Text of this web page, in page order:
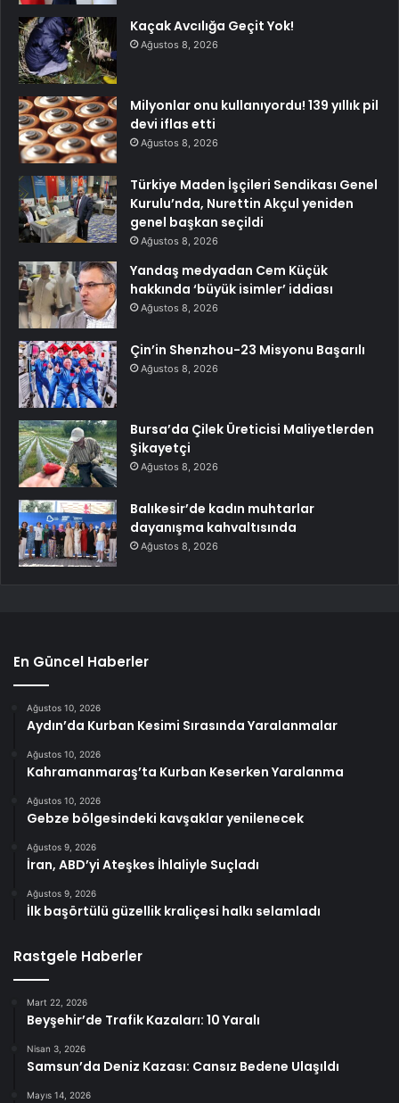
Kaçak Avcılığa Geçit Yok!
Ağustos 8, 2026
Milyonlar onu kullanıyordu! 139 yıllık pil
devi iflas etti
Ağustos 8, 2026
Türkiye Maden İşçileri Sendikası Genel
Kurulu’nda, Nurettin Akçul yeniden
genel başkan seçildi
Ağustos 8, 2026
Yandaş medyadan Cem Küçük
hakkında ‘büyük isimler’ iddiası
Ağustos 8, 2026
Çin’in Shenzhou-23 Misyonu Başarılı
Ağustos 8, 2026
Bursa’da Çilek Üreticisi Maliyetlerden
Şikayetçi
Ağustos 8, 2026
Balıkesir’de kadın muhtarlar
dayanışma kahvaltısında
Ağustos 8, 2026
En Güncel Haberler
Ağustos 10, 2026
Aydın’da Kurban Kesimi Sırasında Yaralanmalar
Ağustos 10, 2026
Kahramanmaraş’ta Kurban Keserken Yaralanma
Ağustos 10, 2026
Gebze bölgesindeki kavşaklar yenilenecek
Ağustos 9, 2026
İran, ABD’yi Ateşkes İhlaliyle Suçladı
Ağustos 9, 2026
İlk başörtülü güzellik kraliçesi halkı selamladı
Rastgele Haberler
Mart 22, 2026
Beyşehir’de Trafik Kazaları: 10 Yaralı
Nisan 3, 2026
Samsun’da Deniz Kazası: Cansız Bedene Ulaşıldı
Mayıs 14, 2026